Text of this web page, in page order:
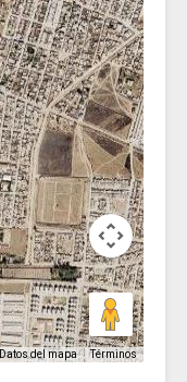
Datos del mapa Términos